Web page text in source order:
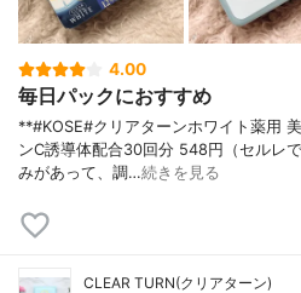
4.00
毎日パックにおすすめ
**#KOSE#クリアターンホワイト薬用
ンC誘導体配合⁡30回分 548円（セルレ
みがあって、調…続きを見る
CLEAR TURN(クリアターン)